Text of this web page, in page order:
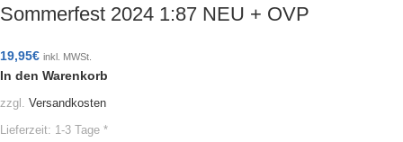
Sommerfest 2024 1:87 NEU + OVP
19,95€ inkl. MWSt.
In den Warenkorb
zzgl. Versandkosten
Lieferzeit: 1-3 Tage *